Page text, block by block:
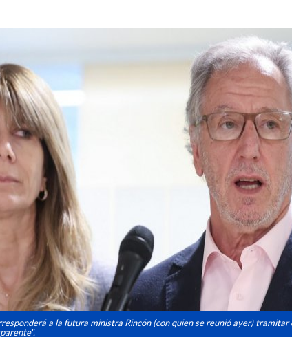
a la futura ministra Rincón (con quien se reunió ayer) tramitar